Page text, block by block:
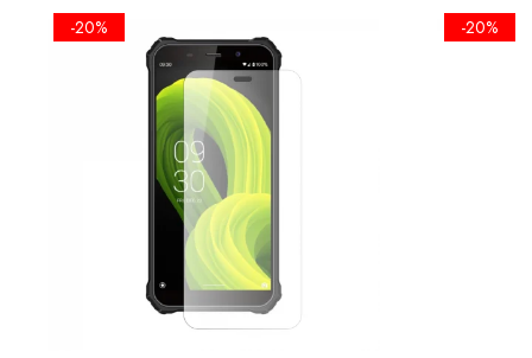
•KIT
IN CAZUL
-20% -20%